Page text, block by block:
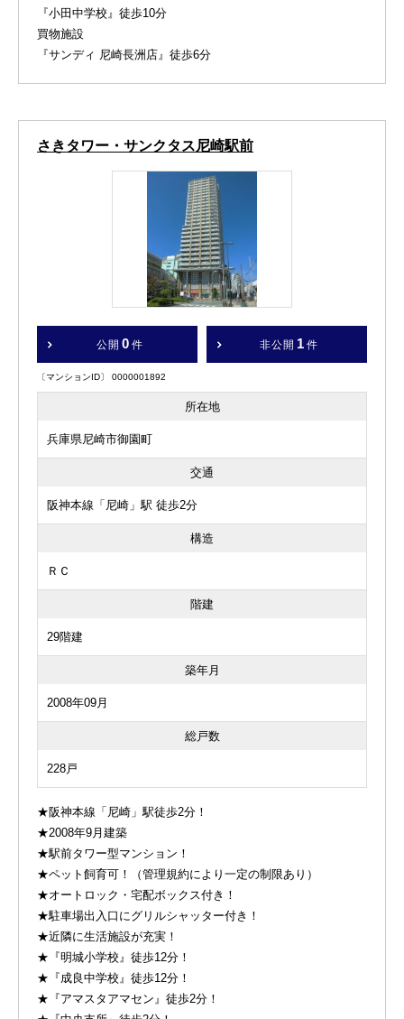
『小田中学校』徒歩10分
買物施設
『サンディ 尼崎長洲店』徒歩6分
さきタワー・サンクタス尼崎駅前
公開 0 件 非公開 1 件
〔マンションID〕 0000001892
所在地
兵庫県尼崎市御園町
交通
阪神本線「尼崎」駅 徒歩2分
構造
ＲＣ
階建
29階建
築年月
2008年09月
総戸数
228戸
★阪神本線「尼崎」駅徒歩2分！
★2008年9月建築
★駅前タワー型マンション！
★ペット飼育可！（管理規約により一定の制限あり）
★オートロック・宅配ボックス付き！
★駐車場出入口にグリルシャッター付き！
★近隣に生活施設が充実！
★『明城小学校』徒歩12分！
★『成良中学校』徒歩12分！
★『アマスタアマセン』徒歩2分！